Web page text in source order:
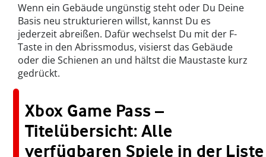
Wenn ein Gebäude ungünstig steht oder Du Deine
Basis neu strukturieren willst, kannst Du es
jederzeit abreißen. Dafür wechselst Du mit der F-
Taste in den Abrissmodus, visierst das Gebäude
oder die Schienen an und hältst die Maustaste kurz
gedrückt.
Xbox Game Pass –
Titelübersicht: Alle
verfügbaren Spiele in der Liste